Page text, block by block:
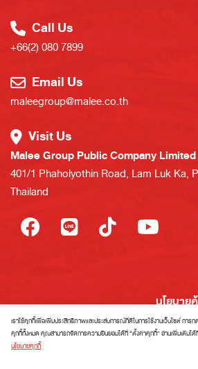
Call Us
+66(2) 080 7899
Email Us
maleegroup@malee.co.th
Visit Us
Malee Group Public Company Limited
401/1 Phaholyothin Road, Lam Luk Ka,
Thailand
นโยบาย
การใช้สิทธิขอ
เราใช้คุกกี้เพื่อเพิ่มประสิทธิภาพและประสบการณ์ที่ดีในการใช้งานเว็บไซต์ กา
คุกกี้ทั้งหมด คุณสามารถจัดการความยินยอมได้ที่ “ตั้งค่าคุกกี้” อ่านเพิ่มเติมได้
นโยบายคุกกี้